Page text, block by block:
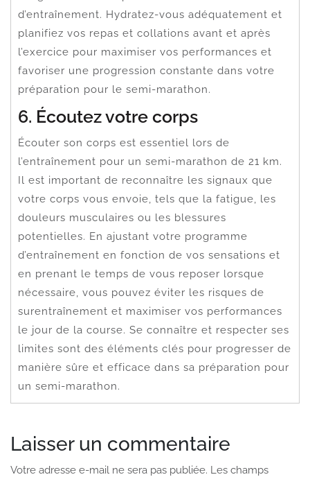
d’entraînement. Hydratez-vous adéquatement et
planifiez vos repas et collations avant et après
l’exercice pour maximiser vos performances et
favoriser une progression constante dans votre
préparation pour le semi-marathon.
6. Écoutez votre corps
Écouter son corps est essentiel lors de
l’entraînement pour un semi-marathon de 21 km.
Il est important de reconnaître les signaux que
votre corps vous envoie, tels que la fatigue, les
douleurs musculaires ou les blessures
potentielles. En ajustant votre programme
d’entraînement en fonction de vos sensations et
en prenant le temps de vous reposer lorsque
nécessaire, vous pouvez éviter les risques de
surentraînement et maximiser vos performances
le jour de la course. Se connaître et respecter ses
limites sont des éléments clés pour progresser de
manière sûre et efficace dans sa préparation pour
un semi-marathon.
Laisser un commentaire
Votre adresse e-mail ne sera pas publiée. Les champs